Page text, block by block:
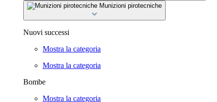
Munizioni pirotecniche
Nuovi successi
Mostra la categoria
Mostra la categoria
Bombe
Mostra la categoria